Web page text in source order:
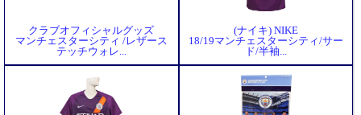
クラブオフィシャルグッズ
マンチェスターシティ /レザース
テッチウォレ...
(ナイキ) NIKE
18/19マンチェスターシティ/サー
ド/半袖...